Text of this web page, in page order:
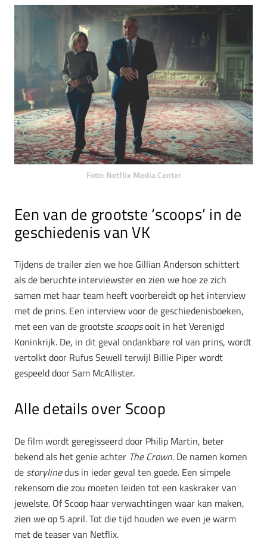
Foto: Netflix Media Center
Een van de grootste ‘scoops’ in de
geschiedenis van VK
Tijdens de trailer zien we hoe Gillian Anderson schittert
als de beruchte interviewster en zien we hoe ze zich
samen met haar team heeft voorbereidt op het interview
met de prins. Een interview voor de geschiedenisboeken,
met een van de grootste scoopsooit in het Verenigd
Koninkrijk. De, in dit geval ondankbare rol van prins, wordt
vertolkt door Rufus Sewell terwijl Billie Piper wordt
gespeeld door Sam McAllister.
Alle details over Scoop
De film wordt geregisseerd door Philip Martin, beter
bekend als het genie achter The Crown. De namen komen
de storylinedus in ieder geval ten goede. Een simpele
rekensom die zou moeten leiden tot een kaskraker van
jewelste. Of Scoop haar verwachtingen waar kan maken,
zien we op 5 april. Tot die tijd houden we even je warm
met de teaser van Netflix.